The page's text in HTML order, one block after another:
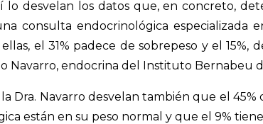
lo desvelan los datos que, en concreto,
consulta endocrinológica especializada
el 31% padece de sobrepeso y el 15%,
Navarro, endocrina del Instituto Bernabeu
Dra. Navarro desvelan también que el
están en su peso normal y que el 9%